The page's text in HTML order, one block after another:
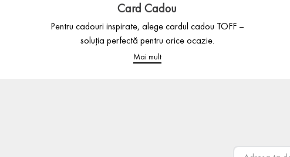
Card Cadou
Pentru cadouri inspirate, alege cardul cadou TOFF –
soluția perfectă pentru orice ocazie.
Mai mult